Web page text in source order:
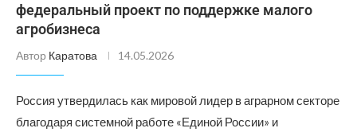
федеральный проект по поддержке малого
агробизнеса
Автор Каратова 14.05.2026
Россия утвердилась как мировой лидер в аграрном секторе
благодаря системной работе «Единой России» и